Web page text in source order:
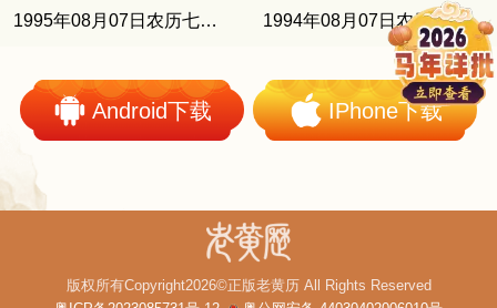
1995年08月07日农历七月十二 1994年08月07日农历七月初一
Android下载 IPhone下载
版权所有Copyright2026©正版老黄历 All Rights Reserved